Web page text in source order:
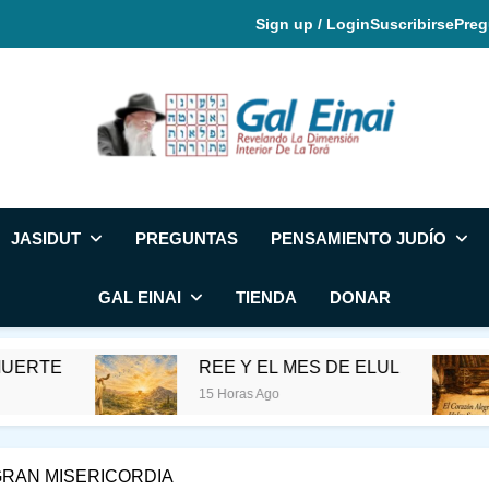
Sign up / LoginSuscribirse
Gal Einai En
JASIDUT PREGUNTAS PENSAMIENTO JUDÍO
GAL EINAI TIENDA DONAR
REE Y EL MES DE ELUL
15 Horas Ago 18
MISERICORDIA